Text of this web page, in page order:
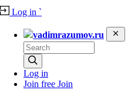
Log in `
vadimrazumov.ru
Log in
Join free Join